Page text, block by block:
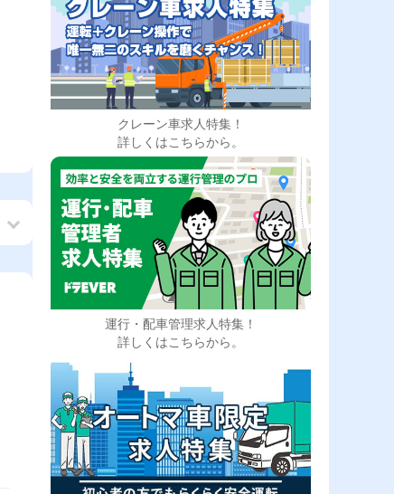
クレーン車求人特集！
詳しくはこちらから。
運行・配車管理求人特集！
詳しくはこちらから。